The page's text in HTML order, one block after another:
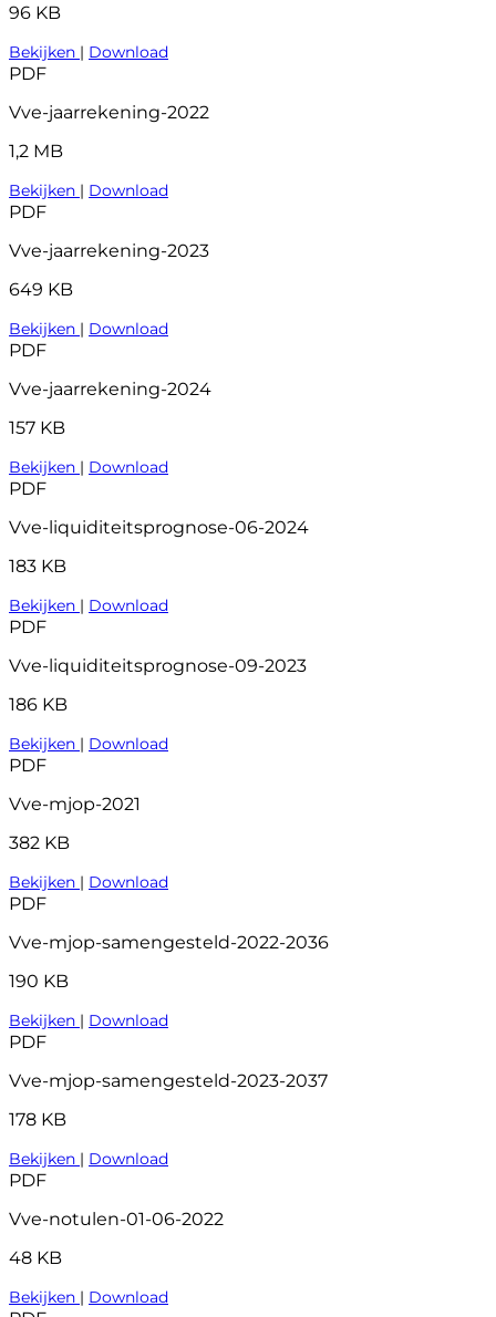
96 KB
Bekijken | Download
PDF
Vve-jaarrekening-2022
1,2 MB
Bekijken | Download
PDF
Vve-jaarrekening-2023
649 KB
Bekijken | Download
PDF
Vve-jaarrekening-2024
157 KB
Bekijken | Download
PDF
Vve-liquiditeitsprognose-06-2024
183 KB
Bekijken | Download
PDF
Vve-liquiditeitsprognose-09-2023
186 KB
Bekijken | Download
PDF
Vve-mjop-2021
382 KB
Bekijken | Download
PDF
Vve-mjop-samengesteld-2022-2036
190 KB
Bekijken | Download
PDF
Vve-mjop-samengesteld-2023-2037
178 KB
Bekijken | Download
PDF
Vve-notulen-01-06-2022
48 KB
Bekijken | Download